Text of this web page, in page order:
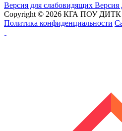
Версия для слабовидящих Версия
Copyright © 2026 КГА ПОУ ДИТК
Политика конфиденциальности